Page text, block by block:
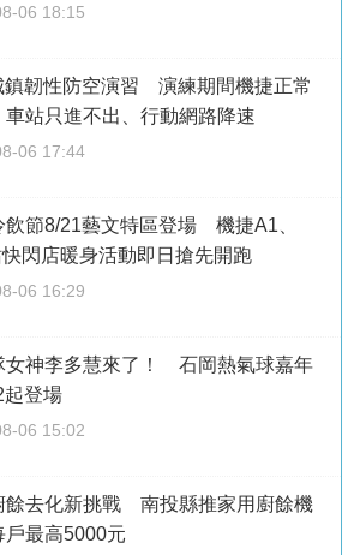
06 18:15
鎮韌性防空演習 演練期間機捷正常
車站只進不出、行動網路降速
06 17:44
飲節8/21藝文特區登場 機捷A1、
閃店暖身活動即日搶先開跑
06 16:29
女神李多慧來了！ 石岡熱氣球嘉年
起登場
06 15:02
餘去化新挑戰 南投縣推家用廚餘機
戶最高5000元